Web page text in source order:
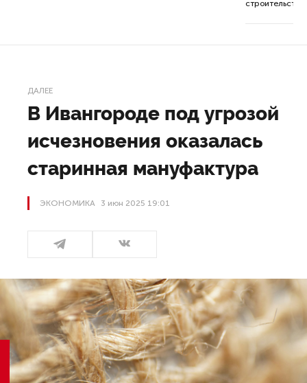
ДАЛЕЕ
В Ивангороде под угрозой
исчезновения оказалась
старинная мануфактура
ЭКОНОМИКА 3 июн 2025 19:01